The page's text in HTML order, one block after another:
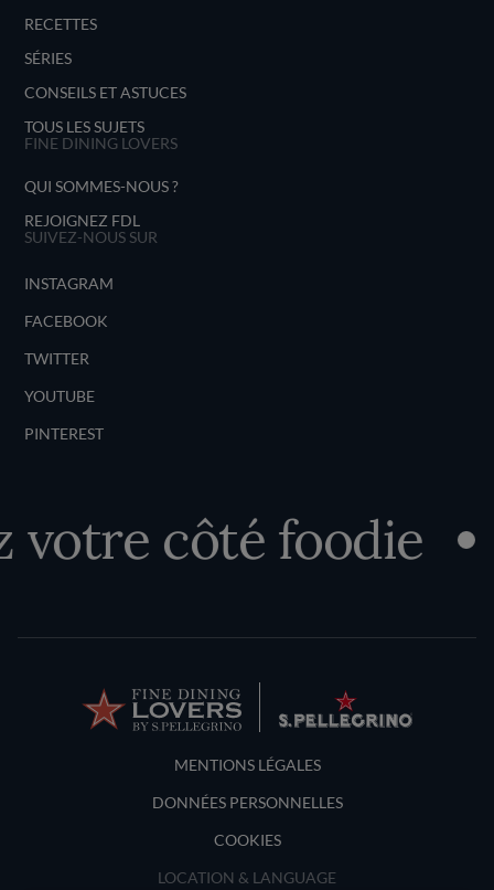
RECETTES
SÉRIES
CONSEILS ET ASTUCES
TOUS LES SUJETS
FINE DINING LOVERS
QUI SOMMES-NOUS ?
REJOIGNEZ FDL
SUIVEZ-NOUS SUR
INSTAGRAM
FACEBOOK
TWITTER
YOUTUBE
PINTEREST
côté foodie
Terms and Conditions
MENTIONS LÉGALES
DONNÉES PERSONNELLES
COOKIES
LOCATION & LANGUAGE